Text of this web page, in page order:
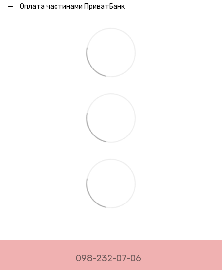
Оплата частинами ПриватБанк
098-232-07-06